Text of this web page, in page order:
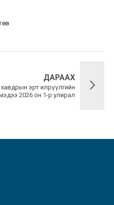
ДАРААХ
хавдрын эрт илрүүлгийн
2026 он 1-р улирал